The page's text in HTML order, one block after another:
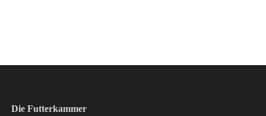
Die Futterkammer